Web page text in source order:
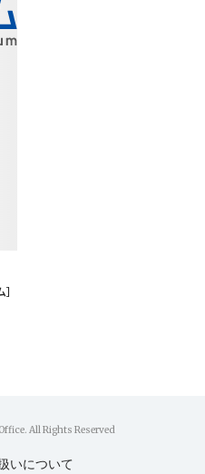
All Rights Reserved
いについて